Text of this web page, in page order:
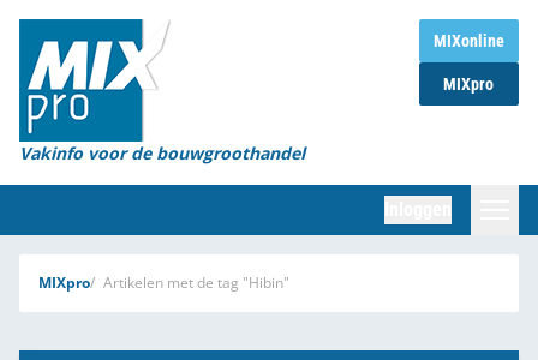
MIXonline
MIXpro
Vakinfo voor de bouwgroothandel
Home
Magazines
Organisaties
Marktcijfers
MIXpro Artikelen met de tag "Hibin"